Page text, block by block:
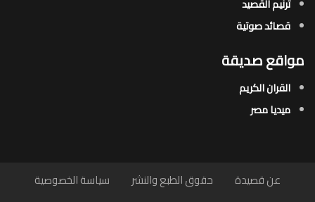
قصائد صوتية
مواقع صديقة
القران الكريم
ميديا مصر
عن قصيدة حقوق الطبع والنشر سياسة الخصوصية